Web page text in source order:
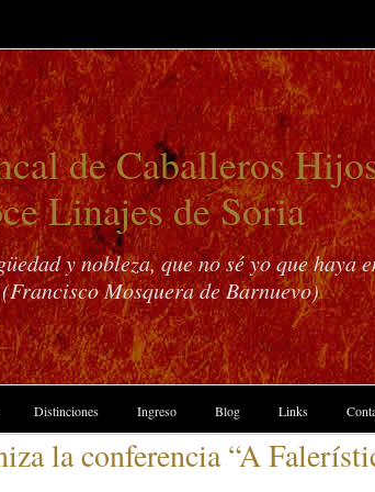
de Caballeros
Linajes de Soria
y nobleza, que no sé yo que haya
Mosquera de Barnuevo)
Distinciones Ingreso Blog Links
la conferencia “A